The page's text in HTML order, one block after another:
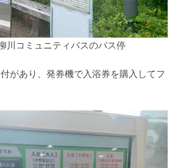
川コミュニティバスのバス停
があり、発券機で入浴券を購入してフ